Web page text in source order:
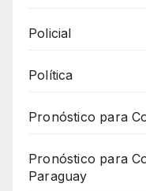
Policial
Política
Pronóstico para
Pronóstico para
Paraguay